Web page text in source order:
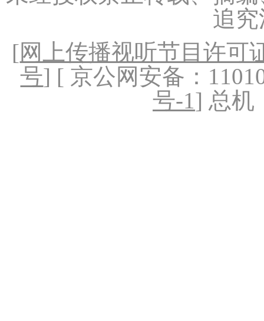
追
[网上传播视听节目许可
号] [ 京公网安备：
号-1] 总机